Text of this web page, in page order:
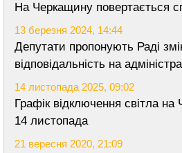
На Черкащину повертається
13 березня 2024, 14:44
Депутати пропонують Раді
відповідальність на
14 листопада 2025, 09:02
Графік відключення світла на
14 листопада
21 вересня 2020, 21:09